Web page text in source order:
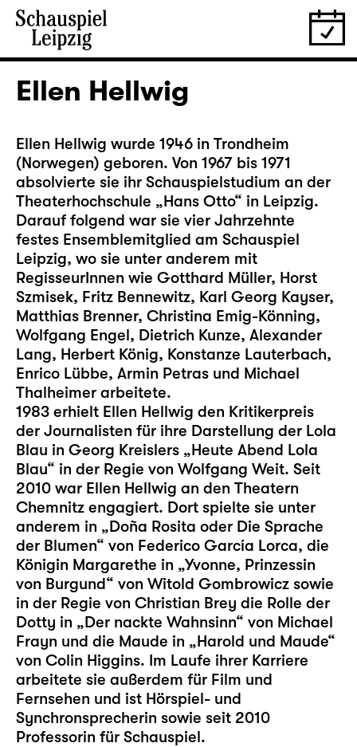
Ellen Hellwig
Ellen Hellwig wurde 1946 in Trondheim
(Norwegen) geboren. Von 1967 bis 1971
absolvierte sie ihr Schauspielstudium an der
Theaterhochschule „Hans Otto“ in Leipzig.
Darauf folgend war sie vier Jahrzehnte
festes Ensemblemitglied am Schauspiel
Leipzig, wo sie unter anderem mit
RegisseurInnen wie Gotthard Müller, Horst
Szmisek, Fritz Bennewitz, Karl Georg Kayser,
Matthias Brenner, Christina Emig-Könning,
Wolfgang Engel, Dietrich Kunze, Alexander
Lang, Herbert König, Konstanze Lauterbach,
Enrico Lübbe, Armin Petras und Michael
Thalheimer arbeitete.
1983 erhielt Ellen Hellwig den Kritikerpreis
der Journalisten für ihre Darstellung der Lola
Blau in Georg Kreislers „Heute Abend Lola
Blau“ in der Regie von Wolfgang Weit. Seit
2010 war Ellen Hellwig an den Theatern
Chemnitz engagiert. Dort spielte sie unter
anderem in „Doña Rosita oder Die Sprache
der Blumen“ von Federico García Lorca, die
Königin Margarethe in „Yvonne, Prinzessin
von Burgund“ von Witold Gombrowicz sowie
in der Regie von Christian Brey die Rolle der
Dotty in „Der nackte Wahnsinn“ von Michael
Frayn und die Maude in „Harold und Maude“
von Colin Higgins. Im Laufe ihrer Karriere
arbeitete sie außerdem für Film und
Fernsehen und ist Hörspiel- und
Synchronsprecherin sowie seit 2010
Professorin für Schauspiel.